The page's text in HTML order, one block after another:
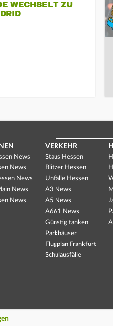
WECHSELT ZU
News
News
News
News
News
VERKEHR
Staus Hessen
Blitzer Hessen
Unfälle Hessen
A3 News
A5 News
A661 News
Günstig tanken
Parkhäuser
Flugplan Frankfurt
Schulausfälle